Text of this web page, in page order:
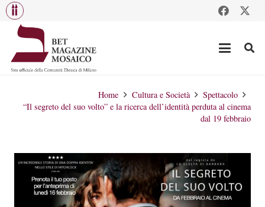
Home Cultura e Società
Spettacolo
“Il segreto del suo volto” e la ricerca dell’identità perduta al cinema
dal 19 febbraio